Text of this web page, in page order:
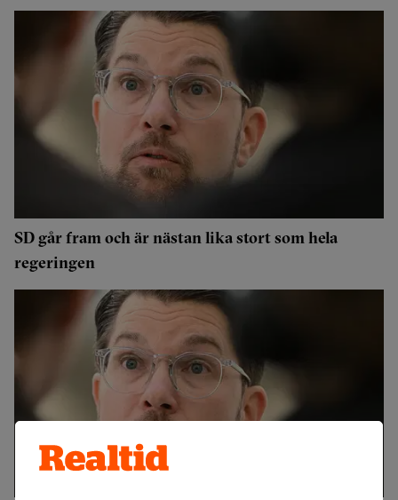
SD går fram och är nästan lika stort som hela
regeringen